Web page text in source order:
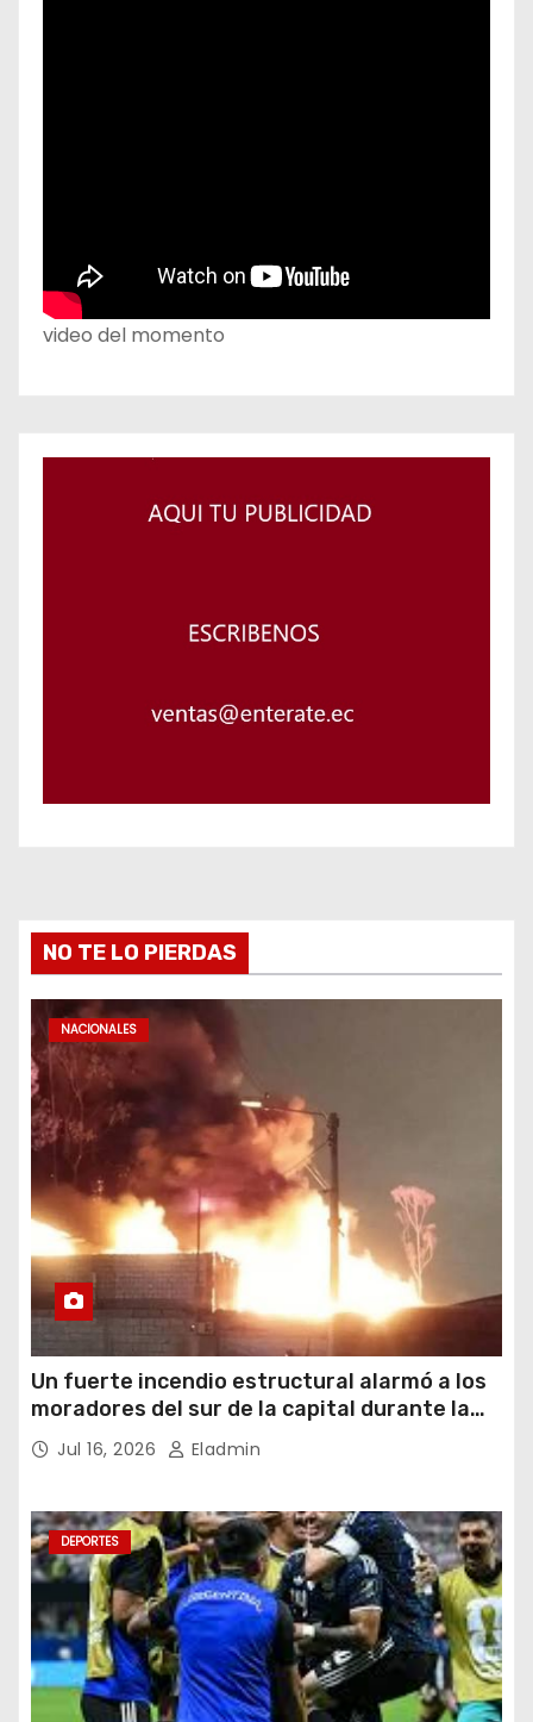
video del momento
NO TE LO PIERDAS
NACIONALES
Un fuerte incendio estructural alarmó a los
moradores del sur de la capital durante la
noche del miércoles 15 de julio de 2026
Jul 16, 2026 Eladmin
DEPORTES